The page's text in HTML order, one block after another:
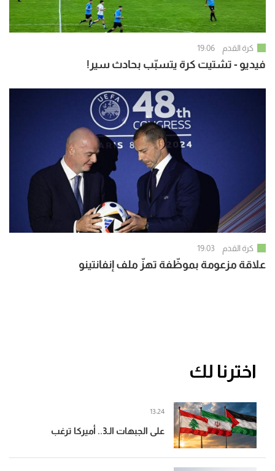
كرة القدم 19:06
فيديو - تشتيت كرة يتسبّب بحادث سير!
كرة القدم 19:03
علاقة مزعومة بموظّفة تهزّ ملف إنفانتينو
اخترنا لك
على الجبهات الـ3.. أميركا ترغب
13:24